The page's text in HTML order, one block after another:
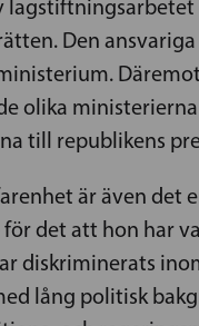
Den
olika
till republikens
är även det
det att hon har
diskriminerats
lång politisk